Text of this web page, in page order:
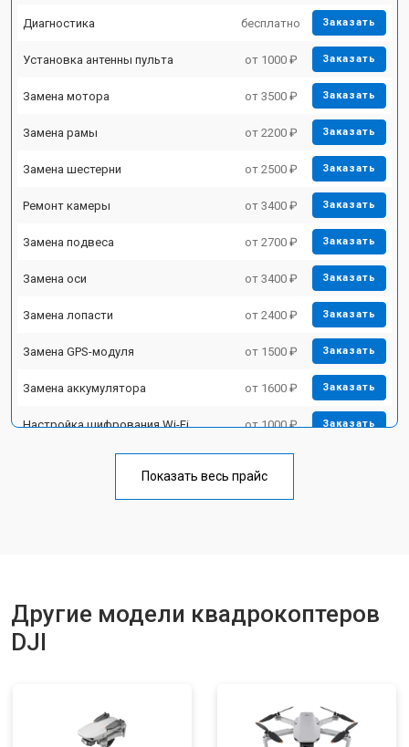
Диагностика бесплатно Заказать
Установка антенны пульта от 1000 ₽ Заказать
Замена мотора от 3500 ₽ Заказать
Замена рамы от 2200 ₽ Заказать
Замена шестерни от 2500 ₽ Заказать
Ремонт камеры от 3400 ₽ Заказать
Замена подвеса от 2700 ₽ Заказать
Замена оси от 3400 ₽ Заказать
Замена лопасти от 2400 ₽ Заказать
Замена GPS-модуля от 1500 ₽ Заказать
Замена аккумулятора от 1600 ₽ Заказать
Настройка шифрования Wi-Fi от 1000 ₽ Заказать
Замена материнской платы от 2800 ₽
Показать весь прайс
Другие модели квадрокоптеров
DJI